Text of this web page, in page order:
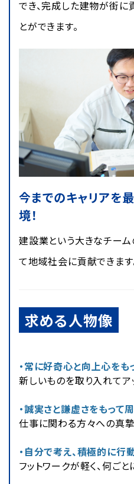
でき、完成した建物が街
とができます。
今までのキャリアを
境！
建設業という大きなチーム
て地域社会に貢献できます
求める人物像
・常に好奇心と向上心を
新しいものを取り入れてア
・誠実さと謙虚さをもって
仕事に関わる方々への真
・自分で考え、積極的に行
フットワークが軽く、何ご